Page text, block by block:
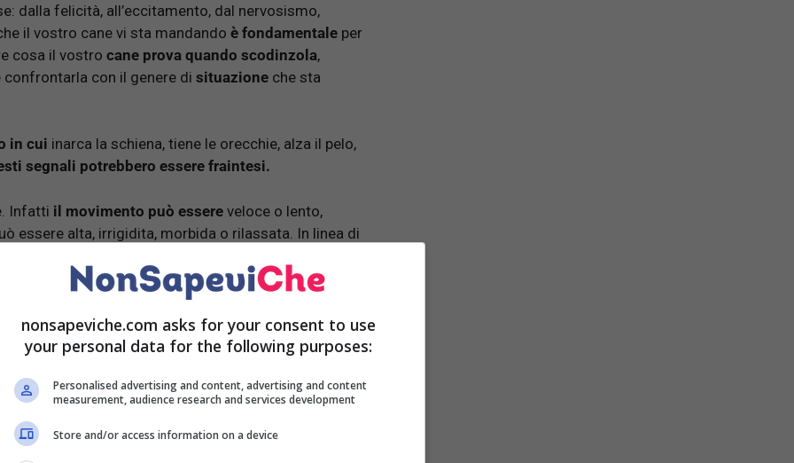
dalla felicità, all’eccitamento, dal nervosismo,
il vostro cane vi sta mandando è fondamentale per
cosa il vostro cane prova quando scodinzola,
confrontarla con il genere di situazione che sta
in cui inarca la schiena, tiene le orecchie, alza il pelo,
segnali potrebbero essere fraintesi.
Infatti il movimento può essere veloce o lento,
essere alta, irrigidita, morbida o rilassata. In linea di
è dritta con peli rigonfi.
ampi, posizione delle orecchie e schiena normali.
nonsapeviche.com asks for your consent to use
your personal data for the following purposes:
Personalised advertising and content, advertising and content
measurement, audience research and services development
Store and/or access information on a device